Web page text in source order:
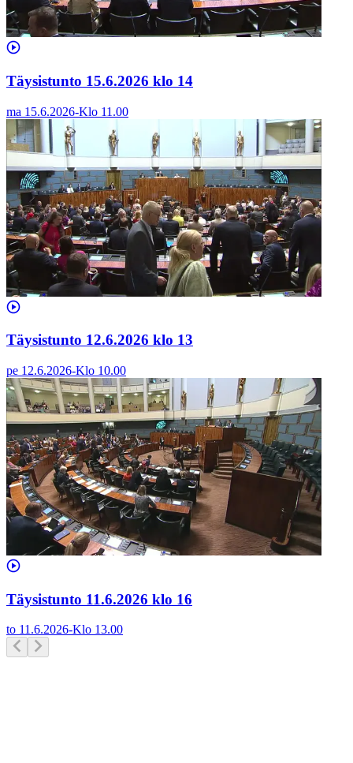
Täysistunto 15.6.2026 klo 14
ma 15.6.2026-Klo 11.00
Täysistunto 12.6.2026 klo 13
pe 12.6.2026-Klo 10.00
Täysistunto 11.6.2026 klo 16
to 11.6.2026-Klo 13.00